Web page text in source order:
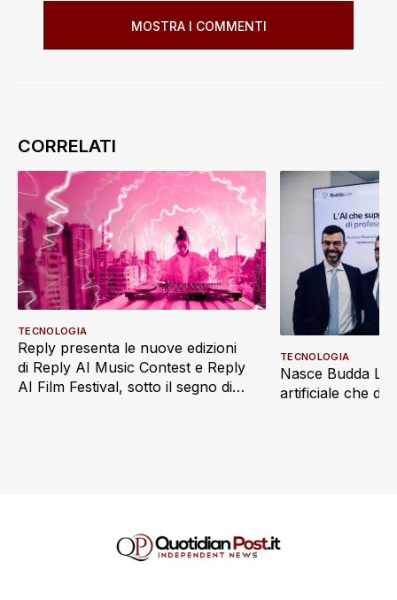
MOSTRA I COMMENTI
Reply presenta le nuove edizioni
di Reply AI Music Contest e Reply
AI Film Festival, sotto il segno di
TECNOLOGIA
Nasce Budda
artificiale che
TECNOLOGIA